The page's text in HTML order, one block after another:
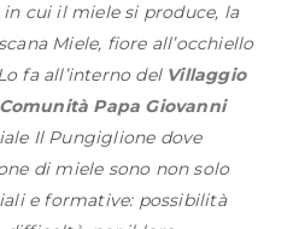
cui il miele si produce, la
Miele, fiore all’occhiello
fa all’interno del Villaggio
Papa Giovanni
Il Pungiglione dove
di miele sono non solo
e formative: possibilità